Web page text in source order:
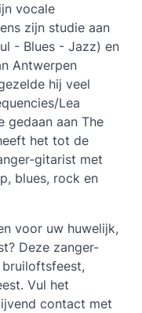
vocale
zijn studie aan
- Blues - Jazz) en
Antwerpen
hij veel
Lea
gedaan aan The
het tot de
gitarist met
blues, rock en
voor uw huwelijk,
Deze zanger-
Vul het
contact met